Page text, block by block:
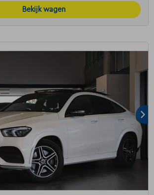
Bekijk wagen